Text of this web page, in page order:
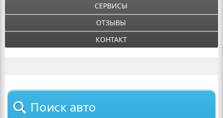
СЕРВИСЫ
ОТЗЫВЫ
КОНТАКТ
Поиск авто